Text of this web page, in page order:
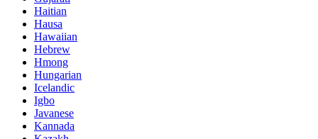
Haitian
Hausa
Hawaiian
Hebrew
Hmong
Hungarian
Icelandic
Igbo
Javanese
Kannada